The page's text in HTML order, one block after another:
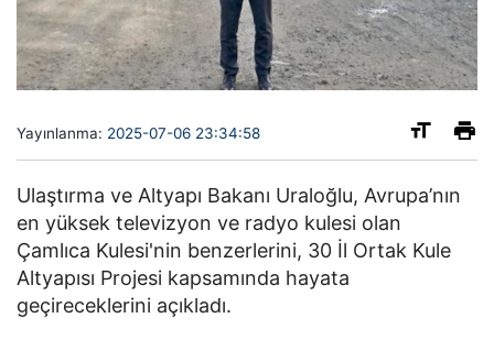
Yayınlanma: 2025-07-06 23:34:58
Ulaştırma ve Altyapı Bakanı Uraloğlu, Avrupa’nın
en yüksek televizyon ve radyo kulesi olan
Çamlıca Kulesi'nin benzerlerini, 30 İl Ortak Kule
Altyapısı Projesi kapsamında hayata
geçireceklerini açıkladı.